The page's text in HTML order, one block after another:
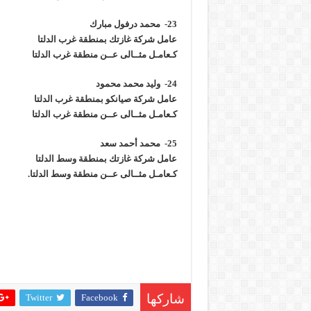
23- محمد درفول مبارك
عامل شركة غازتك بمنطقة غرب الدلتا
كـعامـل مثــالى عــن منطقة غرب الدلتا
24- وليد محمد محمود
عامل شركة صيانكو بمنطقة غرب الدلتا
كـعامـل مثــالى عــن منطقة غرب الدلتا
25- محمد أحمد سعد
عامل شركة غازتك بمنطقة وسط الدلتا
كـعامـل مثــالى عــن منطقة وسط الدلتا.
شاركها Facebook
Twitter